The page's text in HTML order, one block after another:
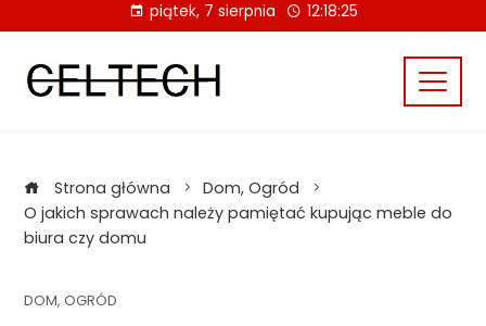
to
content
piątek, 7 sierpnia 12:18:25
Strona główna
Dom, Ogród
O jakich sprawach należy pamiętać kupując meble do
biura czy domu
DOM, OGRÓD